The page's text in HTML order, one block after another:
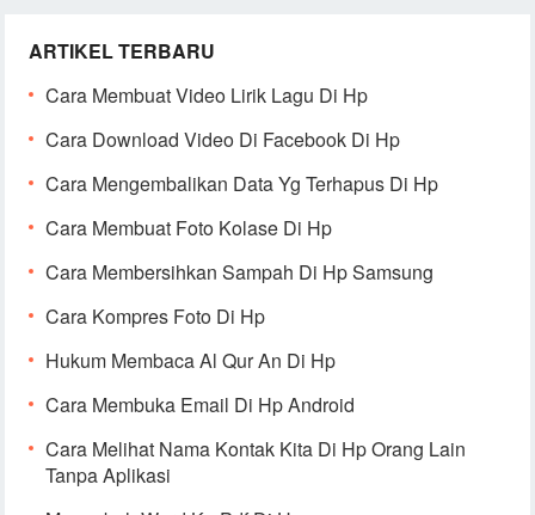
ARTIKEL TERBARU
Cara Membuat Video Lirik Lagu Di Hp
Cara Download Video Di Facebook Di Hp
Cara Mengembalikan Data Yg Terhapus Di Hp
Cara Membuat Foto Kolase Di Hp
Cara Membersihkan Sampah Di Hp Samsung
Cara Kompres Foto Di Hp
Hukum Membaca Al Qur An Di Hp
Cara Membuka Email Di Hp Android
Cara Melihat Nama Kontak Kita Di Hp Orang Lain
Tanpa Aplikasi